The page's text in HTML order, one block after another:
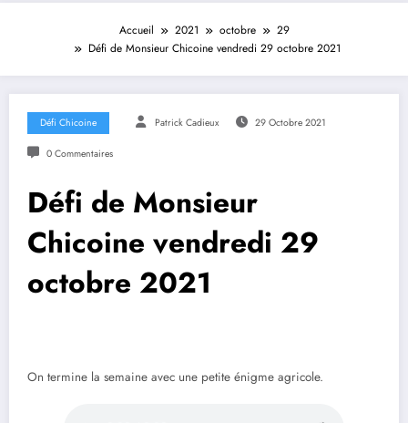
Accueil 2021 octobre
29
Défi de Monsieur Chicoine vendredi 29 octobre 2021
Défi Chicoine Patrick Cadieux 29 Octobre 2021
0 Commentaires
Défi de Monsieur
Chicoine vendredi 29
octobre 2021
On termine la semaine avec une petite énigme agricole.